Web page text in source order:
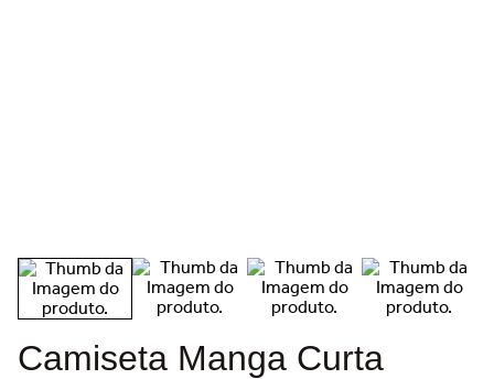
Camiseta Manga Curta